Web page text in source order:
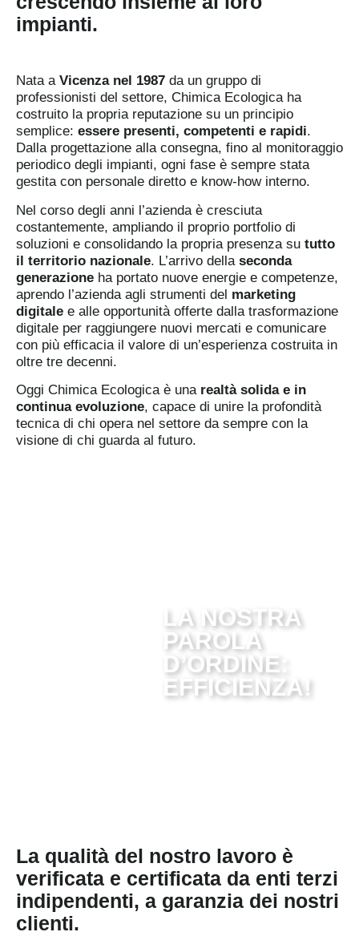
impianti.
Nata a Vicenza nel 1987 da un gruppo di
professionisti del settore, Chimica Ecologica ha
costruito la propria reputazione su un principio
semplice: essere presenti, competenti e rapidi.
Dalla progettazione alla consegna, fino al monitoraggio
periodico degli impianti, ogni fase è sempre stata
gestita con personale diretto e know-how interno.
Nel corso degli anni l’azienda è cresciuta
costantemente, ampliando il proprio portfolio di
soluzioni e consolidando la propria presenza su tutto
il territorio nazionale. L’arrivo della seconda
generazione ha portato nuove energie e competenze,
aprendo l’azienda agli strumenti del marketing
digitale e alle opportunità offerte dalla trasformazione
digitale per raggiungere nuovi mercati e comunicare
con più efficacia il valore di un’esperienza costruita in
oltre tre decenni.
Oggi Chimica Ecologica è una realtà solida e in
continua evoluzione, capace di unire la profondità
tecnica di chi opera nel settore da sempre con la
visione di chi guarda al futuro.
LA NOSTRA
PAROLA
D’ORDINE:
EFFICIENZA!
La qualità del nostro lavoro è
verificata e certificata da enti terzi
indipendenti, a garanzia dei nostri
clienti.